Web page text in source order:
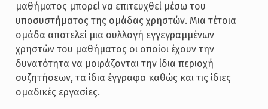
μαθήματος μπορεί να επιτευχθεί μέσω του
υποσυστήματος της ομάδας χρηστών. Μια τέτοια
ομάδα αποτελεί μια συλλογή εγγεγραμμένων
χρηστών του μαθήματος οι οποίοι έχουν την
δυνατότητα να μοιράζονται την ίδια περιοχή
συζητήσεων, τα ίδια έγγραφα καθώς και τις ίδιες
ομαδικές εργασίες.